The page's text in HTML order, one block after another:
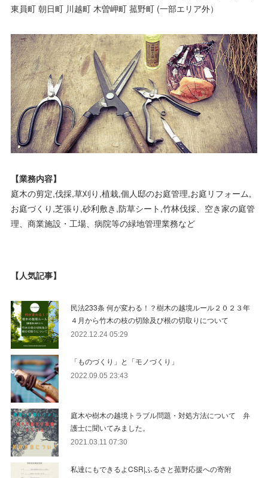
東員町 朝日町 川越町 木曽岬町 菰野町 (一部エリア外）
【業務内容】
庭木の剪定,伐採,草刈り,植栽,個人邸のお庭管理,お庭リフォーム,
お庭づくり,芝張り,砂利敷き,防草シート,竹林伐採、空き家の庭管
理、商業施設・工場、病院等の緑地管理業務など
【人気記事】
民法233条 何が変わる！？樹木の越境ルール２０２３年
４月から竹木の枝の切除及び根の切取りについて
2022.12.24 05:29
「ものづくり」と「モノづくり」
2022.09.05 23:43
庭木や樹木の越境トラブル問題・対処方法について 弁
護士に聞いてみました。
2021.03.11 07:30
私達にもできるよCSR|ふるさと菰野応援への寄附